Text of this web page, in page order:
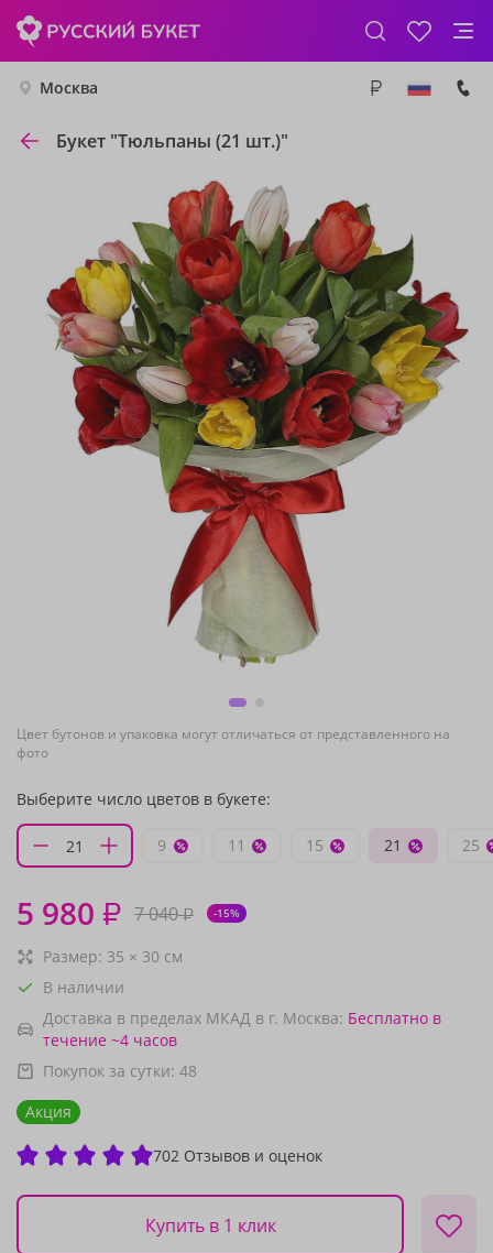
Москва
Букет "Тюльпаны (21 шт.)"
Цвет бутонов и упаковка могут отличаться от представленного на
фото
Выберите число цветов в букете:
9 11 15 21 25
5 980 ₽ 7 040₽ -15%
Размер: 35 × 30 см
В наличии
Доставка в пределах МКАД в г. Москва: Бесплатно в
течение ~4 часов
Покупок за сутки: 48
Акция
702 Отзывов и оценок
Купить в 1 клик